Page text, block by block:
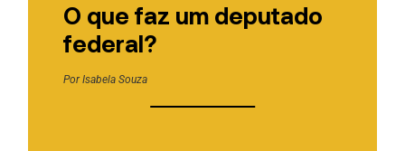
O que faz um deputado
federal?
PorIsabela Souza